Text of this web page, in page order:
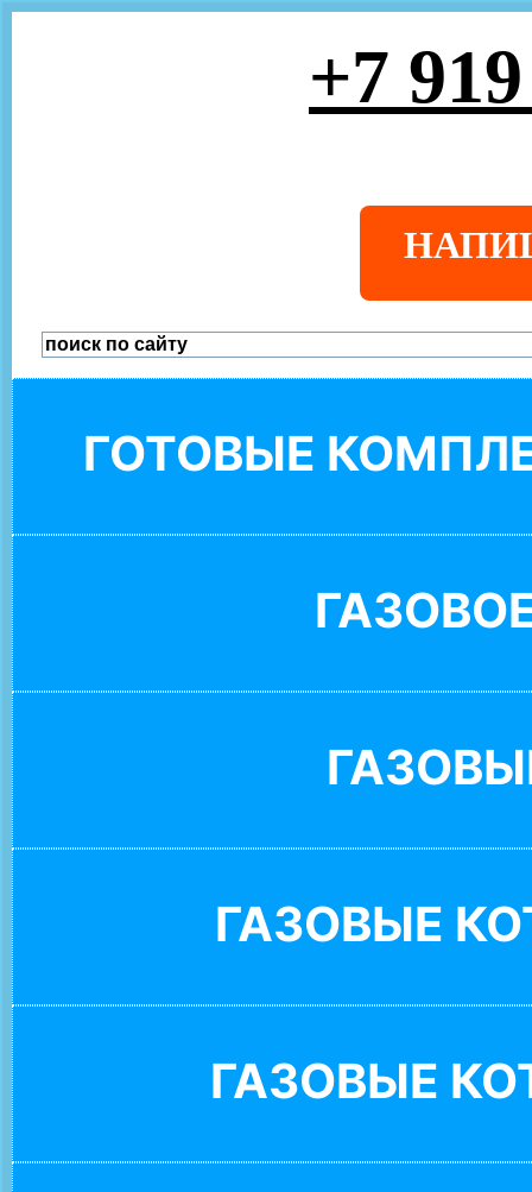
+7
ГОТОВЫЕ
ГАЗОВЫЕ
ГАЗОВЫЕ